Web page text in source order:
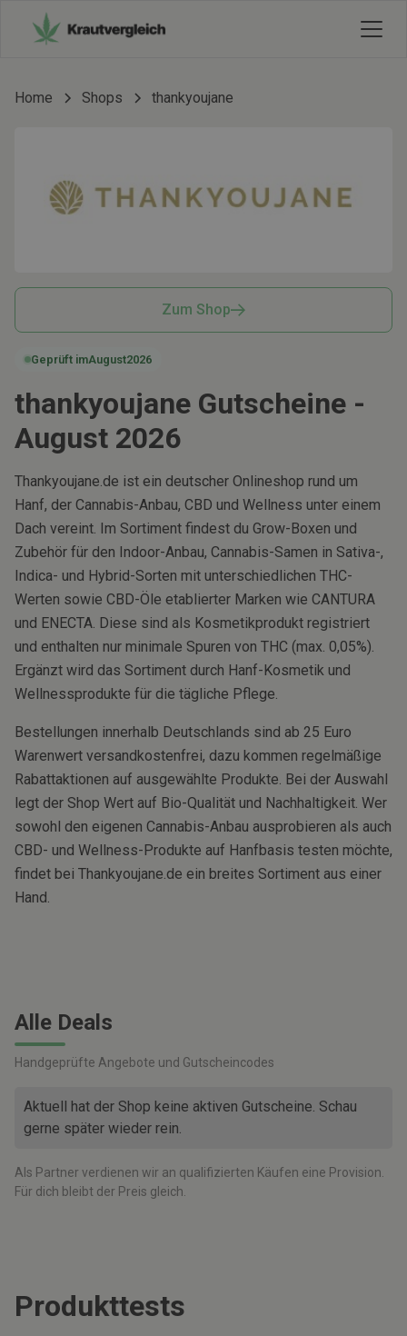
Home Shops thankyoujane
Zum Shop
Geprüft imAugust2026
thankyoujane Gutscheine -
August 2026
Thankyoujane.de ist ein deutscher Onlineshop rund um
Hanf, der Cannabis-Anbau, CBD und Wellness unter einem
Dach vereint. Im Sortiment findest du Grow-Boxen und
Zubehör für den Indoor-Anbau, Cannabis-Samen in Sativa-,
Indica- und Hybrid-Sorten mit unterschiedlichen THC-
Werten sowie CBD-Öle etablierter Marken wie CANTURA
und ENECTA. Diese sind als Kosmetikprodukt registriert
und enthalten nur minimale Spuren von THC (max. 0,05%).
Ergänzt wird das Sortiment durch Hanf-Kosmetik und
Wellnessprodukte für die tägliche Pflege.
Bestellungen innerhalb Deutschlands sind ab 25 Euro
Warenwert versandkostenfrei, dazu kommen regelmäßige
Rabattaktionen auf ausgewählte Produkte. Bei der Auswahl
legt der Shop Wert auf Bio-Qualität und Nachhaltigkeit. Wer
sowohl den eigenen Cannabis-Anbau ausprobieren als auch
CBD- und Wellness-Produkte auf Hanfbasis testen möchte,
findet bei Thankyoujane.de ein breites Sortiment aus einer
Hand.
Alle Deals
Handgeprüfte Angebote und Gutscheincodes
Aktuell hat der Shop keine aktiven Gutscheine. Schau
gerne später wieder rein.
Als Partner verdienen wir an qualifizierten Käufen eine Provision.
Für dich bleibt der Preis gleich.
Produkttests